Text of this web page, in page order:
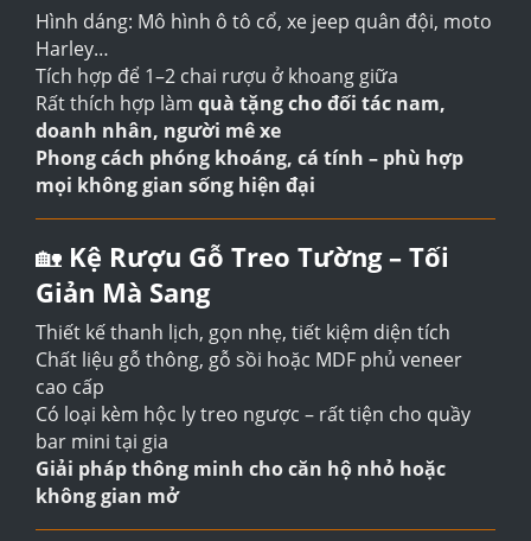
Hình dáng: Mô hình ô tô cổ, xe jeep quân đội, moto
Harley…
Tích hợp để 1–2 chai rượu ở khoang giữa
Rất thích hợp làm quà tặng cho đối tác nam,
doanh nhân, người mê xe
Phong cách phóng khoáng, cá tính – phù hợp
mọi không gian sống hiện đại
🏡 Kệ Rượu Gỗ Treo Tường – Tối
Giản Mà Sang
Thiết kế thanh lịch, gọn nhẹ, tiết kiệm diện tích
Chất liệu gỗ thông, gỗ sồi hoặc MDF phủ veneer
cao cấp
Có loại kèm hộc ly treo ngược – rất tiện cho quầy
bar mini tại gia
Giải pháp thông minh cho căn hộ nhỏ hoặc
không gian mở